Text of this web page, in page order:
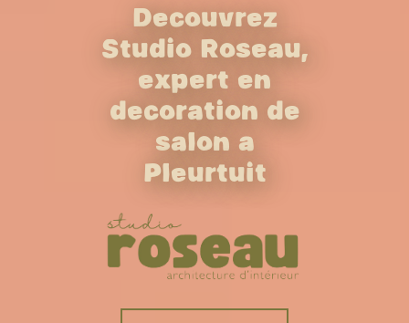
Découvrez
Studio Roseau,
expert en
décoration de
salon à
Pleurtuit